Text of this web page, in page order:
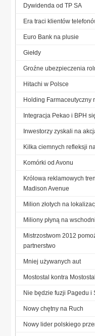
Dywidenda od TP SA
Era traci klientów
Euro Bank na plusie
Giełdy
Groźne ubezpieczenia
Hitachi w Polsce
Holding Farmaceutyczny
Integracja Pekao i BPH
Inwestorzy zyskali na
Kilka ciemnych refleksji
Komórki od Avonu
Królowa reklamowych
Madison Avenue
Milion złotych na
Miliony płyną na
Mistrzostwom 2012
partnerstwo
Mniej używanych aut
Mostostal kontra Mostostal
Nie będzie fuzji Pagedu i
Nowy chętny na Ruch
Nowy lider polskiego